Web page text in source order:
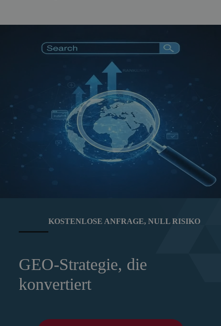
KOSTENLOSE ANFRAGE, NULL RISIKO
GEO-Strategie, die
konvertiert